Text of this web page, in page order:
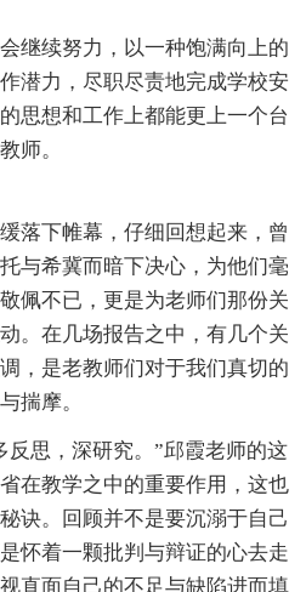
继续努力，以一种饱满向上的
潜力，尽职尽责地完成学校安
思想和工作上都能更上一个台
师。
落下帷幕，仔细回想起来，曾
与希冀而暗下决心，为他们毫
佩不已，更是为老师们那份关
。在几场报告之中，有几个关
，是老教师们对于我们真切的
揣摩。
反思，深研究。”邱霞老师的这
在教学之中的重要作用，这也
诀。回顾并不是要沉溺于自己
怀着一颗批判与辩证的心去走
直面自己的不足与缺陷进而填